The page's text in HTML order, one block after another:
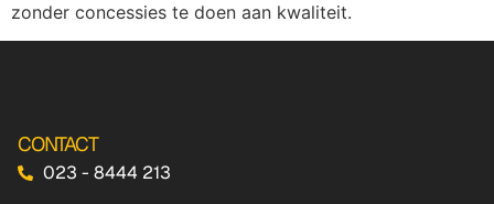
zonder concessies te doen aan kwaliteit.
CONTACT
023 - 8444 213